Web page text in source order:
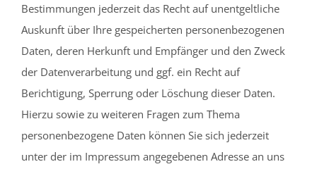
Bestimmungen jederzeit das Recht auf unentgeltliche
Auskunft über Ihre gespeicherten personenbezogenen
Daten, deren Herkunft und Empfänger und den Zweck
der Datenverarbeitung und ggf. ein Recht auf
Berichtigung, Sperrung oder Löschung dieser Daten.
Hierzu sowie zu weiteren Fragen zum Thema
personenbezogene Daten können Sie sich jederzeit
unter der im Impressum angegebenen Adresse an uns